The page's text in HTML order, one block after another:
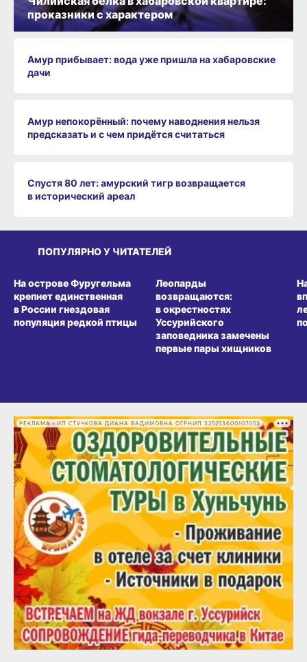
Амур прибывает: вода уже пришла на хабаровские
дачи
Амур непокорённый: почему наводнения нельзя
предсказать и с чем придётся считаться
Спустя 80 лет: амурский тигр возвращается
в исторический ареал
проказники с характером
ПОПУЛЯРНО У ЧИТАТЕЛЕЙ
На острове Фуругельма
крепнет единственная
в России гнездовая
популяция редкой птицы
Леопарды
возвращаются:
в окрестностях
Уссурийского
заповедника замечены
первые пары хищников
РЕКЛАМА • ИП СТУЧКОВА ДИАНА ВАДИМОВНА ОГРНИП 325253600107053